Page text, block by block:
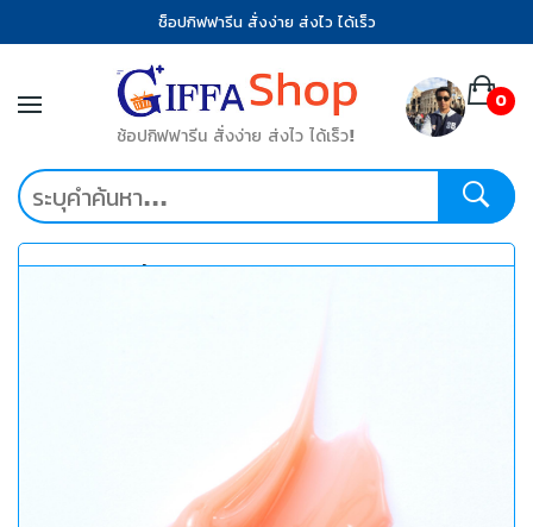
ช็อปกิฟฟารีน สั่งง่าย ส่งไว ได้เร็ว
ช้อปกิฟฟารีน สั่งง่าย ส่งไว ได้เร็ว!
0
หมวดหมู่ที่น่าสนใจ